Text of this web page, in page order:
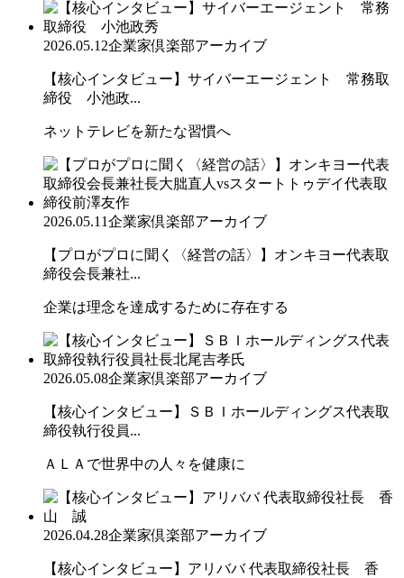
2026.05.12企業家倶楽部アーカイブ
【核心インタビュー】サイバーエージェント 常務取
締役 小池政...
ネットテレビを新たな習慣へ
2026.05.11企業家倶楽部アーカイブ
【プロがプロに聞く〈経営の話〉】オンキヨー代表取
締役会長兼社...
企業は理念を達成するために存在する
2026.05.08企業家倶楽部アーカイブ
【核心インタビュー】ＳＢＩホールディングス代表取
締役執行役員...
ＡＬＡで世界中の人々を健康に
2026.04.28企業家倶楽部アーカイブ
【核心インタビュー】アリババ 代表取締役社長 香